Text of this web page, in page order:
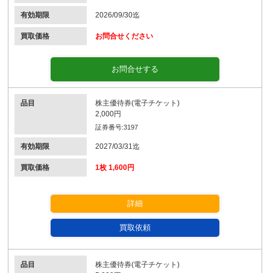
有効期限 2026/09/30迄
買取価格 お問合せください
お問合せする
品目
株主優待券(電子チケット)
2,000円
証券番号:3197
有効期限 2027/03/31迄
買取価格 1枚 1,600円
詳細
買取依頼
品目
株主優待券(電子チケット)